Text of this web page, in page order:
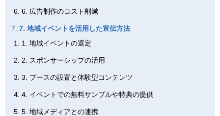
6. 広告制作のコスト削減
7. 地域イベントを活用した宣伝方法
1. 地域イベントの選定
2. スポンサーシップの活用
3. ブースの設置と体験型コンテンツ
4. イベントでの無料サンプルや特典の提供
5. 地域メディアとの連携